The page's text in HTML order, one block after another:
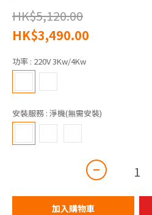
HK$5,120.00
HK$3,490.00
功率 : 220V 3Kw/4Kw
安裝服務 : 淨機(無需安裝)
加入購物車